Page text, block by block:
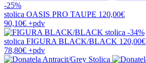
-25%
stolica OASIS PRO TAUPE 120,00€
90,10€ +pdv
-34%
stolica FIGURA BLACK/BLACK 120,00€
78,80€ +pdv